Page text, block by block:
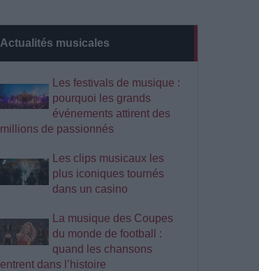
Actualités musicales
Les festivals de musique :
pourquoi les grands
événements attirent des
millions de passionnés
Les clips musicaux les
plus iconiques tournés
dans un casino
La musique des Coupes
du monde de football :
quand les chansons
entrent dans l’histoire